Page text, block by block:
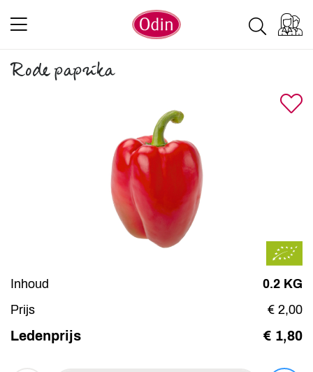
Rode paprika
Inhoud
0.2 KG
Prijs
€ 2,00
Ledenprijs € 1,80